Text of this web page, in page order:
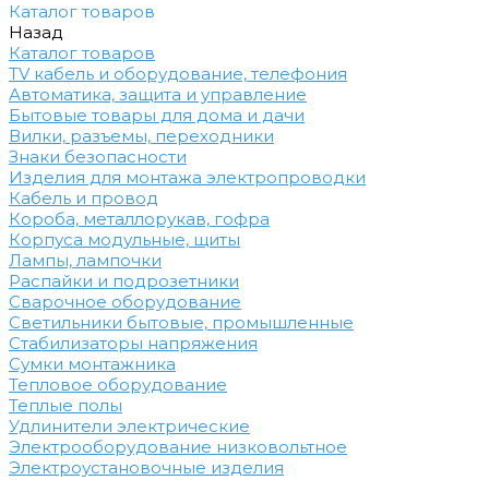
Каталог товаров
Назад
Каталог товаров
TV кабель и оборудование, телефония
Автоматика, защита и управление
Бытовые товары для дома и дачи
Вилки, разъемы, переходники
Знаки безопасности
Изделия для монтажа электропроводки
Кабель и провод
Короба, металлорукав, гофра
Корпуса модульные, щиты
Лампы, лампочки
Распайки и подрозетники
Сварочное оборудование
Светильники бытовые, промышленные
Стабилизаторы напряжения
Сумки монтажника
Тепловое оборудование
Теплые полы
Удлинители электрические
Электрооборудование низковольтное
Электроустановочные изделия